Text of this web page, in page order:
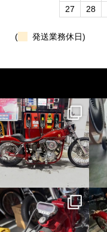
27
28
( 発送業務休日)